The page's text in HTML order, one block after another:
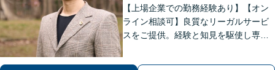
【上場企業での勤務経験あり】【オン
ライン相談可】良質なリーガルサービ
スをご提供。経験と知見を駆使し専門